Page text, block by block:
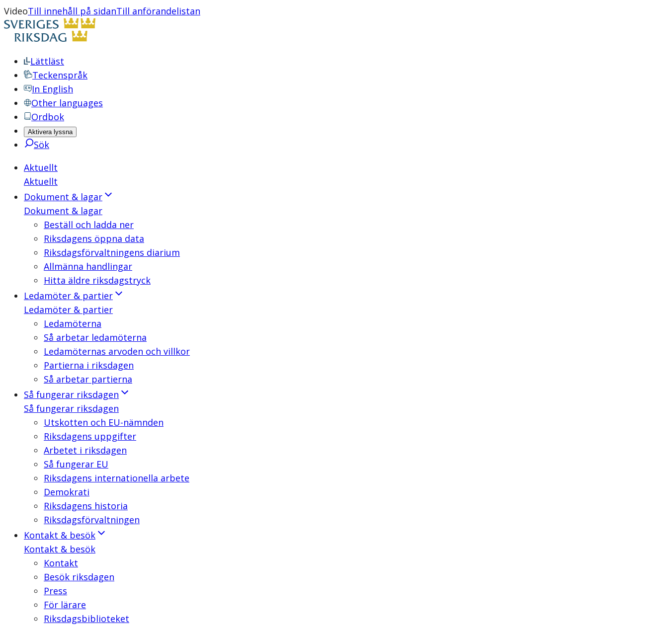
VideoTill innehåll på sidanTill anförandelistan
Lättläst
Teckenspråk
In English
Other languages
Ordbok
Aktivera lyssna
Sök
Aktuellt
Aktuellt
Dokument & lagar
Dokument & lagar
Beställ och ladda ner
Riksdagens öppna data
Riksdagsförvaltningens diarium
Allmänna handlingar
Hitta äldre riksdagstryck
Ledamöter & partier
Ledamöter & partier
Ledamöterna
Så arbetar ledamöterna
Ledamöternas arvoden och villkor
Partierna i riksdagen
Så arbetar partierna
Så fungerar riksdagen
Så fungerar riksdagen
Utskotten och EU-nämnden
Riksdagens uppgifter
Arbetet i riksdagen
Så fungerar EU
Riksdagens internationella arbete
Demokrati
Riksdagens historia
Riksdagsförvaltningen
Kontakt & besök
Kontakt & besök
Kontakt
Besök riksdagen
Press
För lärare
Riksdagsbiblioteket